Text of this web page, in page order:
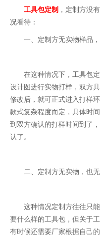
工具包定制 ，定制方没
况看待：
一、定制方无实物样品，
在这种情况下，工具包定
设计图进行实物打样，双方
修改后，就可正式进入打样
款式复杂程度而定，具体时
到双方确认的打样时间到了
认了。
二、定制方无实物，也无
这种情况定制方往往只能
要什么样的工具包，但关于
有时候还需要厂家根据自己